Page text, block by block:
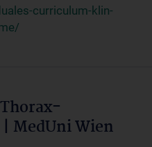
curriculum-klin-
MedUni Wien